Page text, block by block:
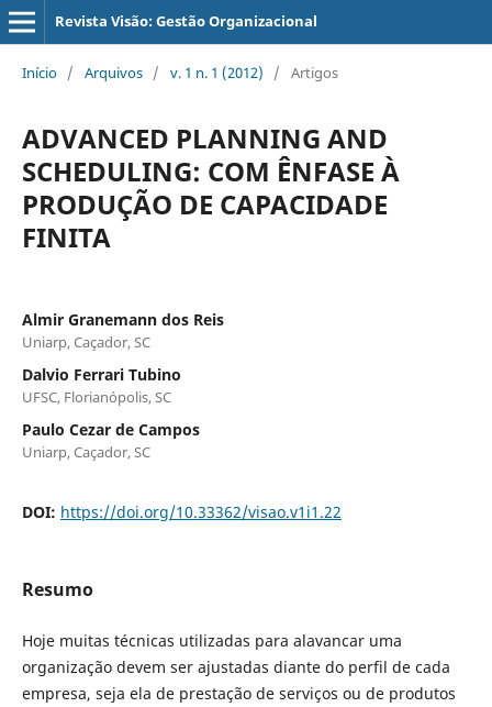
Revista Visão: Gestão Organizacional
Início / Arquivos / v. 1 n. 1 (2012) / Artigos
ADVANCED PLANNING AND
SCHEDULING: COM ÊNFASE À
PRODUÇÃO DE CAPACIDADE
FINITA
Almir Granemann dos Reis
Uniarp, Caçador, SC
Dalvio Ferrari Tubino
UFSC, Florianópolis, SC
Paulo Cezar de Campos
Uniarp, Caçador, SC
DOI: https://doi.org/10.33362/visao.v1i1.22
Resumo
Hoje muitas técnicas utilizadas para alavancar uma
organização devem ser ajustadas diante do perfil de cada
empresa, seja ela de prestação de serviços ou de produtos